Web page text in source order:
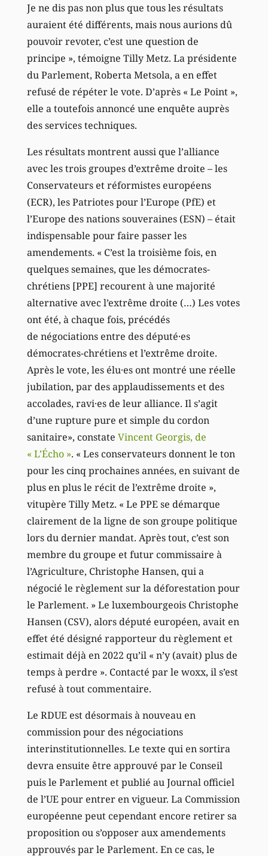
Je ne dis pas non plus que tous les résultats
auraient été différents, mais nous aurions dû
pouvoir revoter, c’est une question de
principe », témoigne Tilly Metz. La présidente
du Parlement, Roberta Metsola, a en effet
refusé de répéter le vote. D’après « Le Point »,
elle a toutefois annoncé une enquête auprès
des services techniques.
Les résultats montrent aussi que l’alliance
avec les trois groupes d’extrême droite – les
Conservateurs et réformistes européens
(ECR), les Patriotes pour l’Europe (PfE) et
l’Europe des nations souveraines (ESN) – était
indispensable pour faire passer les
amendements. « C’est la troisième fois, en
quelques semaines, que les démocrates-
chrétiens [PPE] recourent à une majorité
alternative avec l’extrême droite (…) Les votes
ont été, à chaque fois, précédés
de négociations entre des député·es
démocrates-chrétiens et l’extrême droite.
Après le vote, les élu·es ont montré une réelle
jubilation, par des applaudissements et des
accolades, ravi·es de leur alliance. Il s’agit
d’une rupture pure et simple du cordon
sanitaire», constate Vincent Georgis, de
« L’Écho ». « Les conservateurs donnent le ton
pour les cinq prochaines années, en suivant de
plus en plus le récit de l’extrême droite »,
vitupère Tilly Metz. « Le PPE se démarque
clairement de la ligne de son groupe politique
lors du dernier mandat. Après tout, c’est son
membre du groupe et futur commissaire à
l’Agriculture, Christophe Hansen, qui a
négocié le règlement sur la déforestation pour
le Parlement. » Le luxembourgeois Christophe
Hansen (CSV), alors député européen, avait en
effet été désigné rapporteur du règlement et
estimait déjà en 2022 qu’il « n’y (avait) plus de
temps à perdre ». Contacté par le woxx, il s’est
refusé à tout commentaire.
Le RDUE est désormais à nouveau en
commission pour des négociations
interinstitutionnelles. Le texte qui en sortira
devra ensuite être approuvé par le Conseil
puis le Parlement et publié au Journal officiel
de l’UE pour entrer en vigueur. La Commission
européenne peut cependant encore retirer sa
proposition ou s’opposer aux amendements
approuvés par le Parlement. En ce cas, le